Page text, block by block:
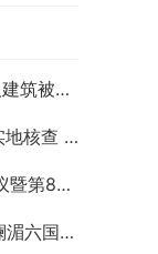
卫星影像显示柬泰边境627处房屋及建筑被夷平 人权组织呼吁保护平民财产
东盟观察员继续赴柬埔寨柏威夏省实地核查 走访遭袭柬埔寨平民村庄
第23届东盟公共服务事务部长级会议暨第8届东盟与中日韩公共服务事务部长级会议在柬埔寨暹粒开幕
“澜湄和平之舟”项目在柬埔寨启动 澜湄六国青年共话和平与发展